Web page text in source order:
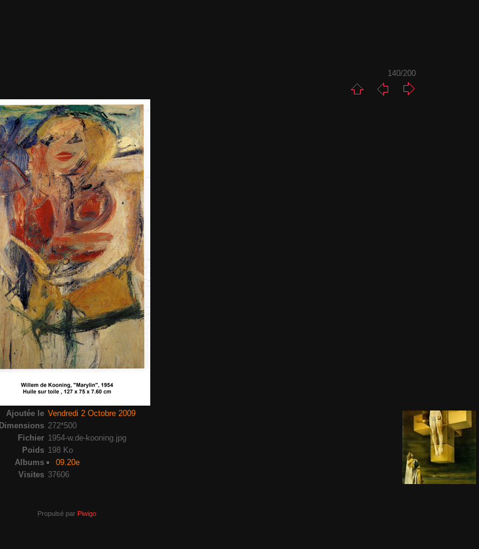
140/200
Ajoutée le Vendredi 2 Octobre 2009
Dimensions 272*500
Fichier 1954-w.de-kooning.jpg
Poids 198 Ko
Albums
09.20e
Visites 37606
Propulsé par Piwigo